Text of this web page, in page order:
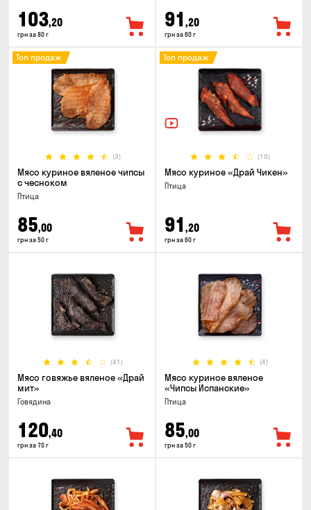
103,20
грн за 80 г
91 ,20
грн за 60 г
(3)
Топ продаж
Мясо куриное вяленое чипсы
с чесноком
Птица
85,00
грн за 50 г
(19)
Топ продаж
Мясо куриное «Драй Чикен»
Птица
91 ,20
грн за 60 г
(41)
Мясо говяжье вяленое «Драй
мит»
Говядина
120,40
грн за 70 г
(4)
Мясо куриное вяленое
«Чипсы Испанские»
Птица
85,00
грн за 50 г